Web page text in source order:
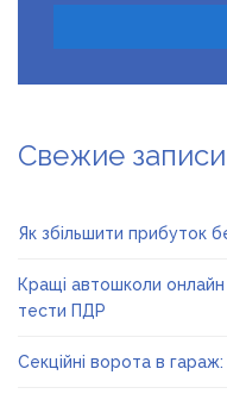
Свежие записи
Як збільшити прибуток
Кращі автошколи онлайн
тести ПДР
Секційні ворота в